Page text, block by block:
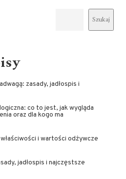
Szukaj
zasady, jadłospis i
co to jest, jak wygląda
oraz dla kogo ma
i wartości odżywcze
jadłospis i najczęstsze